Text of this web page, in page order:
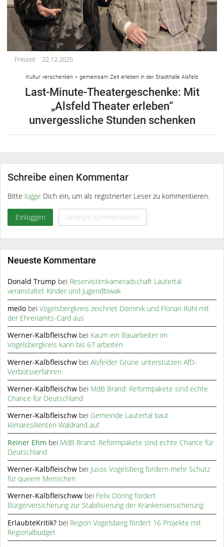
Freizeit 22.12.2025
Kultur verschenken – gemeinsam Zeit erleben in der Stadthalle Alsfeld
Last-Minute-Theatergeschenke: Mit
„Alsfeld Theater erleben“
unvergessliche Stunden schenken
Schreibe einen Kommentar
Bitte logge Dich ein, um als registrierter Leser zu kommentieren.
Einloggen Anonym kommentieren
Neueste Kommentare
Donald Trump bei Reservistenkameradschaft Lautertal
veranstaltet Kinder und Jugendbiwak
meilo beiVogelsbergkreis zeichnet Dominik und Florian Rühl mit
der Ehrenamts-Card aus
Werner-Kalbfleischw bei Kaum ein Bauarbeiter im
Vogelsbergkreis kann bis 67 arbeiten
Werner-Kalbfleischw beiAlsfelder Grüne unterstützen AfD-
Verbotsverfahren
Werner-Kalbfleischw bei MdB Brand: Reformpakete sind echte
Chance für Deutschland
Werner-Kalbfleischw bei Gemeinde Lautertal baut
klimaresilienten Waldrand auf
Reiner Ehm bei MdB Brand: Reformpakete sind echte Chance für
Deutschland
Werner-Kalbfleischw bei Jusos Vogelsberg fordern mehr Schutz
für queere Menschen
Werner-Kalbfleischww bei Felix Döring fordert
Bürgerversicherung zur Stabilisierung der Krankenversicherung
ErlaubteKritik? bei Region Vogelsberg fördert 16 Projekte mit
Regionalbudget